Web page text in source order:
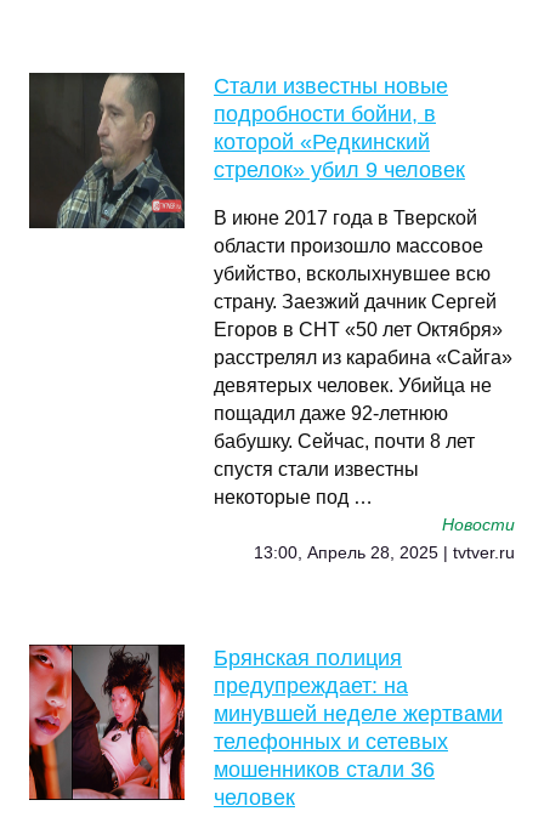
Стали известны новые
подробности бойни, в
которой «Редкинский
стрелок» убил 9 человек
В июне 2017 года в Тверской
области произошло массовое
убийство, всколыхнувшее всю
страну. Заезжий дачник Сергей
Егоров в СНТ «50 лет Октября»
расстрелял из карабина «Сайга»
девятерых человек. Убийца не
пощадил даже 92-летнюю
бабушку. Сейчас, почти 8 лет
спустя стали известны
некоторые под …
Новости
13:00, Апрель 28, 2025 | tvtver.ru
Брянская полиция
предупреждает: на
минувшей неделе жертвами
телефонных и сетевых
мошенников стали 36
человек